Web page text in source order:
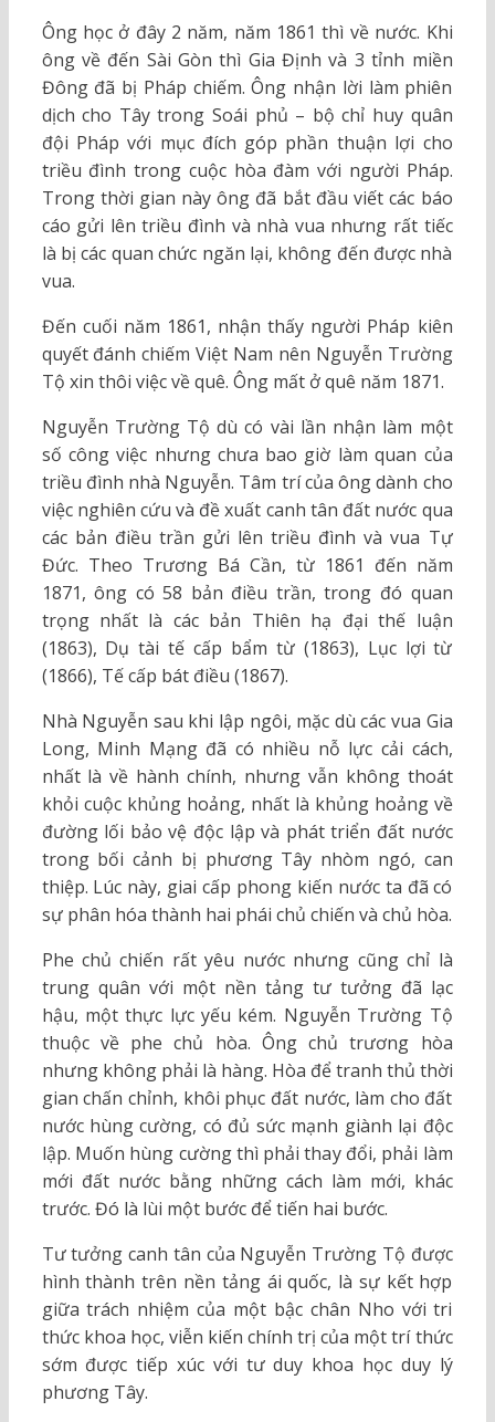
Ông học ở đây 2 năm, năm 1861 thì về nước. Khi
ông về đến Sài Gòn thì Gia Định và 3 tỉnh miền
Đông đã bị Pháp chiếm. Ông nhận lời làm phiên
dịch cho Tây trong Soái phủ – bộ chỉ huy quân
đội Pháp với mục đích góp phần thuận lợi cho
triều đình trong cuộc hòa đàm với người Pháp.
Trong thời gian này ông đã bắt đầu viết các báo
cáo gửi lên triều đình và nhà vua nhưng rất tiếc
là bị các quan chức ngăn lại, không đến được nhà
vua.
Đến cuối năm 1861, nhận thấy người Pháp kiên
quyết đánh chiếm Việt Nam nên Nguyễn Trường
Tộ xin thôi việc về quê. Ông mất ở quê năm 1871.
Nguyễn Trường Tộ dù có vài lần nhận làm một
số công việc nhưng chưa bao giờ làm quan của
triều đình nhà Nguyễn. Tâm trí của ông dành cho
việc nghiên cứu và đề xuất canh tân đất nước qua
các bản điều trần gửi lên triều đình và vua Tự
Đức. Theo Trương Bá Cần, từ 1861 đến năm
1871, ông có 58 bản điều trần, trong đó quan
trọng nhất là các bản Thiên hạ đại thế luận
(1863), Dụ tài tế cấp bẩm từ (1863), Lục lợi từ
(1866), Tế cấp bát điều (1867).
Nhà Nguyễn sau khi lập ngôi, mặc dù các vua Gia
Long, Minh Mạng đã có nhiều nỗ lực cải cách,
nhất là về hành chính, nhưng vẫn không thoát
khỏi cuộc khủng hoảng, nhất là khủng hoảng về
đường lối bảo vệ độc lập và phát triển đất nước
trong bối cảnh bị phương Tây nhòm ngó, can
thiệp. Lúc này, giai cấp phong kiến nước ta đã có
sự phân hóa thành hai phái chủ chiến và chủ hòa.
Phe chủ chiến rất yêu nước nhưng cũng chỉ là
trung quân với một nền tảng tư tưởng đã lạc
hậu, một thực lực yếu kém. Nguyễn Trường Tộ
thuộc về phe chủ hòa. Ông chủ trương hòa
nhưng không phải là hàng. Hòa để tranh thủ thời
gian chấn chỉnh, khôi phục đất nước, làm cho đất
nước hùng cường, có đủ sức mạnh giành lại độc
lập. Muốn hùng cường thì phải thay đổi, phải làm
mới đất nước bằng những cách làm mới, khác
trước. Đó là lùi một bước để tiến hai bước.
Tư tưởng canh tân của Nguyễn Trường Tộ được
hình thành trên nền tảng ái quốc, là sự kết hợp
giữa trách nhiệm của một bậc chân Nho với tri
thức khoa học, viễn kiến chính trị của một trí thức
sớm được tiếp xúc với tư duy khoa học duy lý
phương Tây.